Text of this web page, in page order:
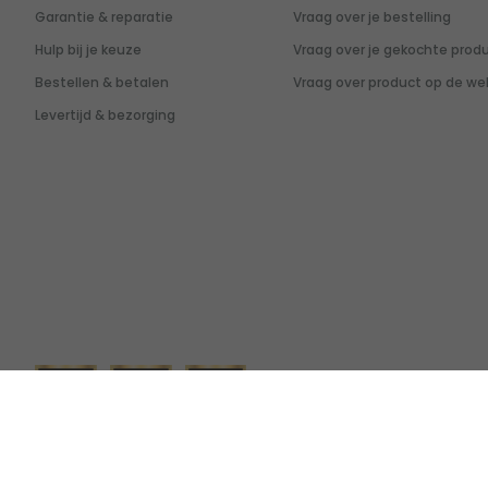
Garantie & reparatie
Hulp bij je keuze
Bestellen & betalen
Levertijd & bezorging
Vraag over je bestelling
Vraag over je gekochte
Vraag over product op de